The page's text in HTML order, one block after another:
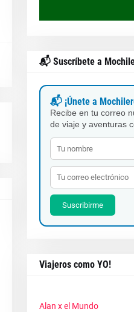
📬 Suscríbete a
📬 ¡Únete a
Recibe en tu correo
de viaje y aventuras
Suscribirme
Viajeros como YO!
Alan x el Mundo